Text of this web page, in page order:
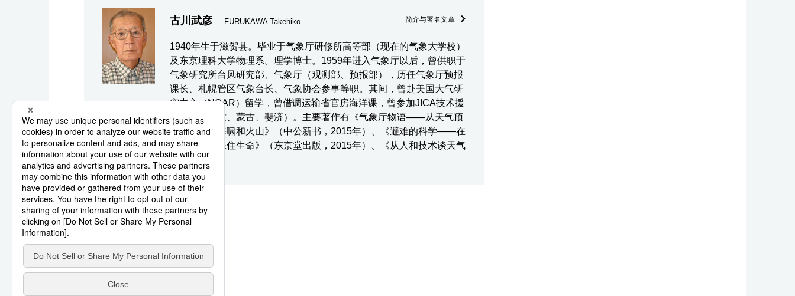
古川武彦 FURUKAWA Takehiko 简介与署名文章
1940年生于滋贺县。毕业于气象厅研修所高等部（现在的气象大学校）
及东京理科大学物理系。理学博士。1959年进入气象厅以后，曾供职于
气象研究所台风研究部、气象厅（观测部、预报部），历任气象厅预报
课长、札幌管区气象台长、气象协会参事等职。其间，曾赴美国大气研
究中心（NCAR）留学，曾借调运输省官房海洋课，曾参加JICA技术援
助项目（老挝、蒙古、斐济）。主要著作有《气象厅物语——从天气预
报到地震、海啸和火山》（中公新书，2015年）、《避难的科学——在
气象灾害中保住生命》（东京堂出版，2015年）、《从人和技术谈天气
预报史》等。
系列相关报道